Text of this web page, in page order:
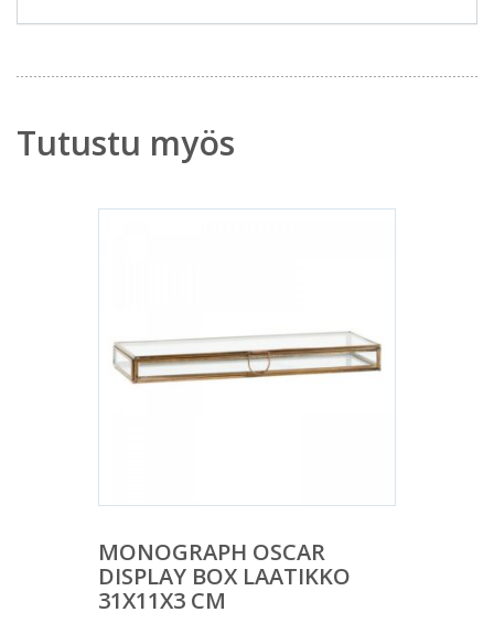
Tutustu myös
MONOGRAPH OSCAR
DISPLAY BOX LAATIKKO
31X11X3 CM